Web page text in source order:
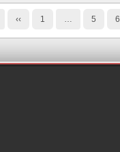
‹‹ 1 … 5 6